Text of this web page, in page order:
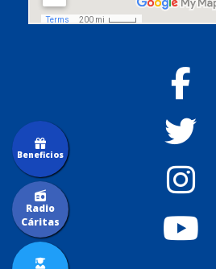
Radio
Cáritas
Beneficios